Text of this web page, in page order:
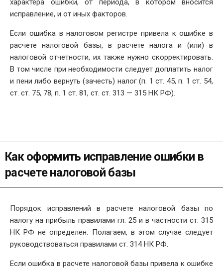
характера ошибки, от периода, в котором вносится
исправление, и от иных факторов.
Если ошибка в налоговом регистре привела к ошибке в
расчете налоговой базы, в расчете налога и (или) в
налоговой отчетности, их также нужно скорректировать.
В том числе при необходимости следует доплатить налог
и пени либо вернуть (зачесть) налог (п. 1 ст. 45, п. 1 ст. 54,
ст. ст. 75, 78, п. 1 ст. 81, ст. ст. 313 — 315 НК РФ).
Как оформить исправление ошибки в
расчете налоговой базы
Порядок исправлений в расчете налоговой базы по
налогу на прибыль правилами гл. 25 и в частности ст. 315
НК РФ не определен. Полагаем, в этом случае следует
руководствоваться правилами ст. 314 НК РФ.
Если ошибка в расчете налоговой базы привела к ошибке